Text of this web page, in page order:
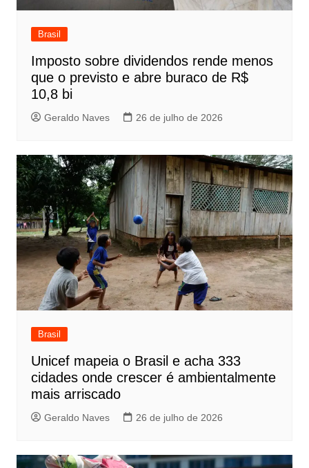
Brasil
Imposto sobre dividendos rende menos
que o previsto e abre buraco de R$
10,8 bi
Geraldo Naves 26 de julho de 2026
Brasil
Unicef mapeia o Brasil e acha 333
cidades onde crescer é ambientalmente
mais arriscado
Geraldo Naves 26 de julho de 2026